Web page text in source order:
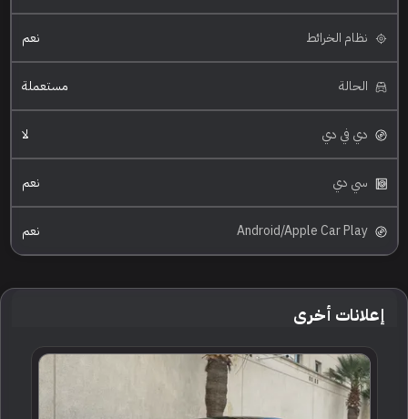
نظام الخرائط نعم
الحالة مستعملة
دي في دي لا
سي دي نعم
Android/Apple Car Play نعم
إعلانات أخرى